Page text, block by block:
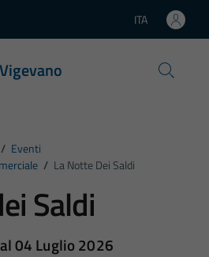
Lingua attiva:
ITA
/ Eventi
/ La Notte Dei Saldi
Saldi
04 Luglio 2026